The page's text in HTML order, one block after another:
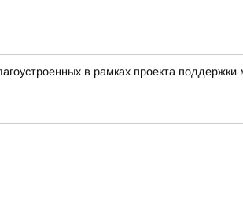
в рамках проекта поддержки